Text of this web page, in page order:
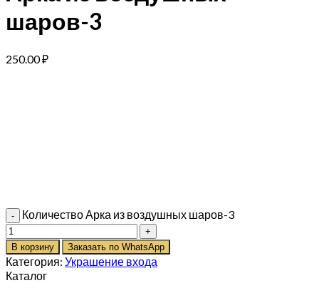
шаров-3
250.00₽
Количество Арка из воздушных шаров-3
В корзину Заказать по WhatsApp
Категория: Украшение входа
Каталог